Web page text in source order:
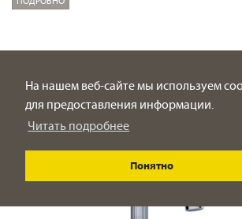
На нашем веб-сайте мы используем
для предоставления информации.
Читать подробнее
Понятно